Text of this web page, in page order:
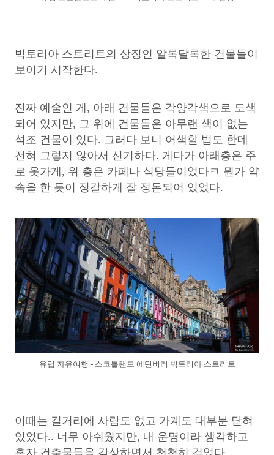
빅토리아 스트리트의 상징인 알록달록한 건물들이
보이기 시작한다.
진짜 예술인 게, 아래 건물들은 각양각색으로 도색
되어 있지만, 그 위에 건물들은 아무랜 색이 없는
석조 건물이 있다. 그러다 보니 어색할 법도 한데
전혀 그렇지 않아서 신기하다. 게다가 아래층은 주
로 옷가게, 위 층은 카페나 식당들이었다ㅋ 뭔가 약
속을 한 듯이 정갈하게 잘 정돈되어 있었다.
유럽 자유여행 - 스코틀랜드 에딘버러 빅토리아 스트리트
이때는 길거리에 사람도 없고 가계도 대부분 닫혀
있었다.. 너무 아쉬웠지만, 내 운명이라 생각하고
혼자 건축물들을 감상하면서 천천히 걸었다.